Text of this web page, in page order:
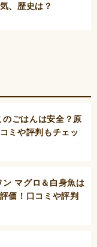
、歴史は？
のごはんは安全？原
ミや評判もチェッ
ン マグロ＆白身魚は
価！口コミや評判